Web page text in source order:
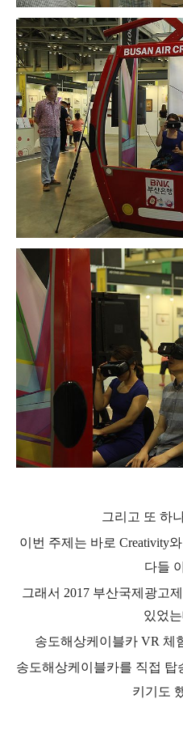
그리고 또 하
이번 주제는 바로 Creativity와
다들
그래서 2017 부산국제광고
있었
송도해상케이블카 VR 체
송도해상케이블카를 직접 탑
키기도